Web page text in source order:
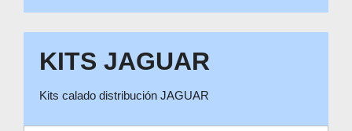
KITS JAGUAR
Kits calado distribución JAGUAR